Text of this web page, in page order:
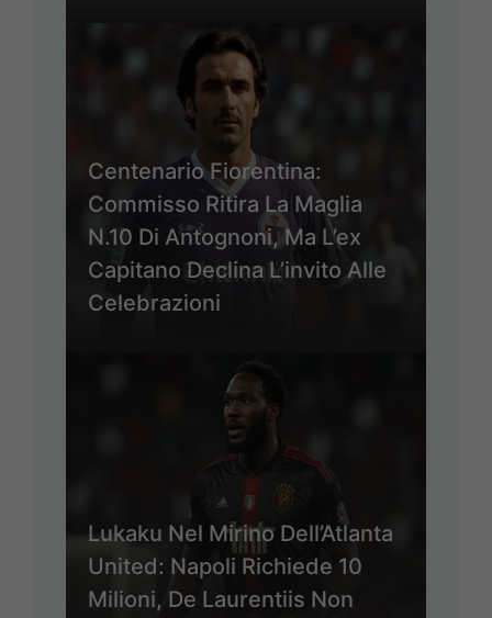
Centenario Fiorentina:
Commisso Ritira La Maglia
N.10 Di Antognoni, Ma L’ex
Capitano Declina L’invito Alle
Celebrazioni
Lukaku Nel Mirino Dell’Atlanta
United: Napoli Richiede 10
Milioni, De Laurentiis Non